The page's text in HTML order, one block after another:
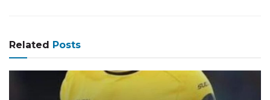
Related Posts